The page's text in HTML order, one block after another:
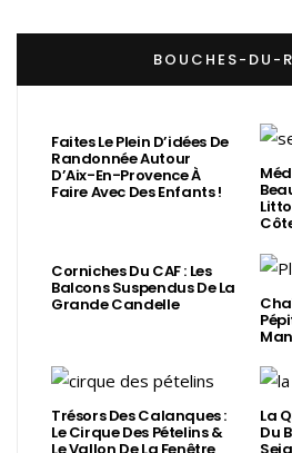
BOUCHES-DU-
Faites Le Plein D’idées De
Randonnée Autour
D’Aix-En-Provence À
Faire Avec Des Enfants !
Corniches Du CAF : Les
Balcons Suspendus De La
Grande Candelle
Trésors Des Calanques :
Le Cirque Des Pételins &
La
Du